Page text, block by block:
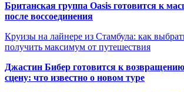
Британская группа Oasis готовится к
после воссоединения
Круизы на лайнере из Стамбула: как
получить максимум от путешествия
Джастин Бибер готовится к
сцену: что известно о новом туре